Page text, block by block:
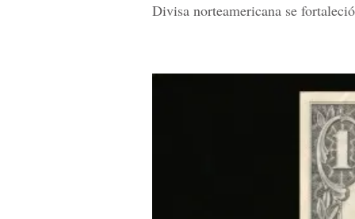
Divisa norteamericana se